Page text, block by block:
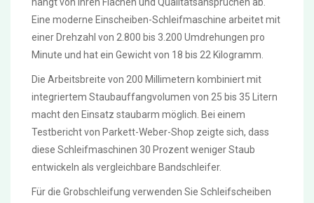
Eine moderne Einscheiben-Schleifmaschine arbeitet mit
einer Drehzahl von 2.800 bis 3.200 Umdrehungen pro
Minute und hat ein Gewicht von 18 bis 22 Kilogramm.
Die Arbeitsbreite von 200 Millimetern kombiniert mit
integriertem Staubauffangvolumen von 25 bis 35 Litern
macht den Einsatz staubarm möglich. Bei einem
Testbericht von Parkett-Weber-Shop zeigte sich, dass
diese Schleifmaschinen 30 Prozent weniger Staub
entwickeln als vergleichbare Bandschleifer.
Für die Grobschleifung verwenden Sie Schleifscheiben